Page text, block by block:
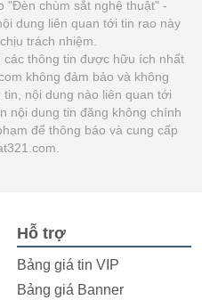
"Đèn chùm sắt nghệ thuật" -
dung liên quan tới tin rao này
trách nhiệm.
các thông tin được hữu ích nhất
không đảm bảo và không
nội dung nào liên quan tới
nội dung tin đăng không chính
để thông báo và cung cấp
Hỗ trợ
Bảng giá tin VIP
Bảng giá Banner